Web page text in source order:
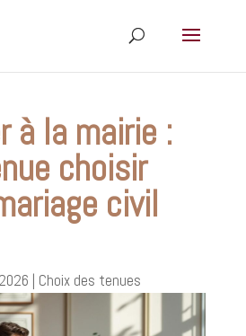
à la mairie :
choisir
civil
| Choix des tenues